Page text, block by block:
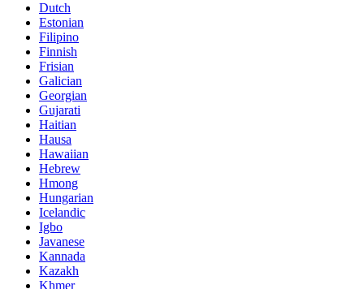
Dutch
Estonian
Filipino
Finnish
Frisian
Galician
Georgian
Gujarati
Haitian
Hausa
Hawaiian
Hebrew
Hmong
Hungarian
Icelandic
Igbo
Javanese
Kannada
Kazakh
Khmer